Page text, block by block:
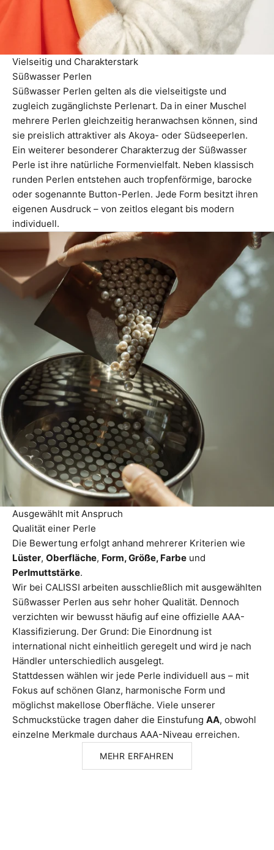
Vielseitig und Charakterstark
Süßwasser Perlen
Süßwasser Perlen gelten als die vielseitigste und
zugleich zugänglichste Perlenart. Da in einer Muschel
mehrere Perlen gleichzeitig heranwachsen können, sind
sie preislich attraktiver als Akoya- oder Südseeperlen.
Ein weiterer besonderer Charakterzug der Süßwasser
Perle ist ihre natürliche Formenvielfalt. Neben klassisch
runden Perlen entstehen auch tropfenförmige, barocke
oder sogenannte Button-Perlen. Jede Form besitzt ihren
eigenen Ausdruck – von zeitlos elegant bis modern
individuell.
Ausgewählt mit Anspruch
Qualität einer Perle
Die Bewertung erfolgt anhand mehrerer Kriterien wie
Lüster, Oberfläche, Form, Größe, Farbe und
Perlmuttstärke.
Wir bei CALISSI arbeiten ausschließlich mit ausgewählten
Süßwasser Perlen aus sehr hoher Qualität. Dennoch
verzichten wir bewusst häufig auf eine offizielle AAA-
Klassifizierung. Der Grund: Die Einordnung ist
international nicht einheitlich geregelt und wird je nach
Händler unterschiedlich ausgelegt.
Stattdessen wählen wir jede Perle individuell aus – mit
Fokus auf schönen Glanz, harmonische Form und
möglichst makellose Oberfläche. Viele unserer
Schmuckstücke tragen daher die Einstufung AA, obwohl
einzelne Merkmale durchaus AAA-Niveau erreichen.
MEHR ERFAHREN